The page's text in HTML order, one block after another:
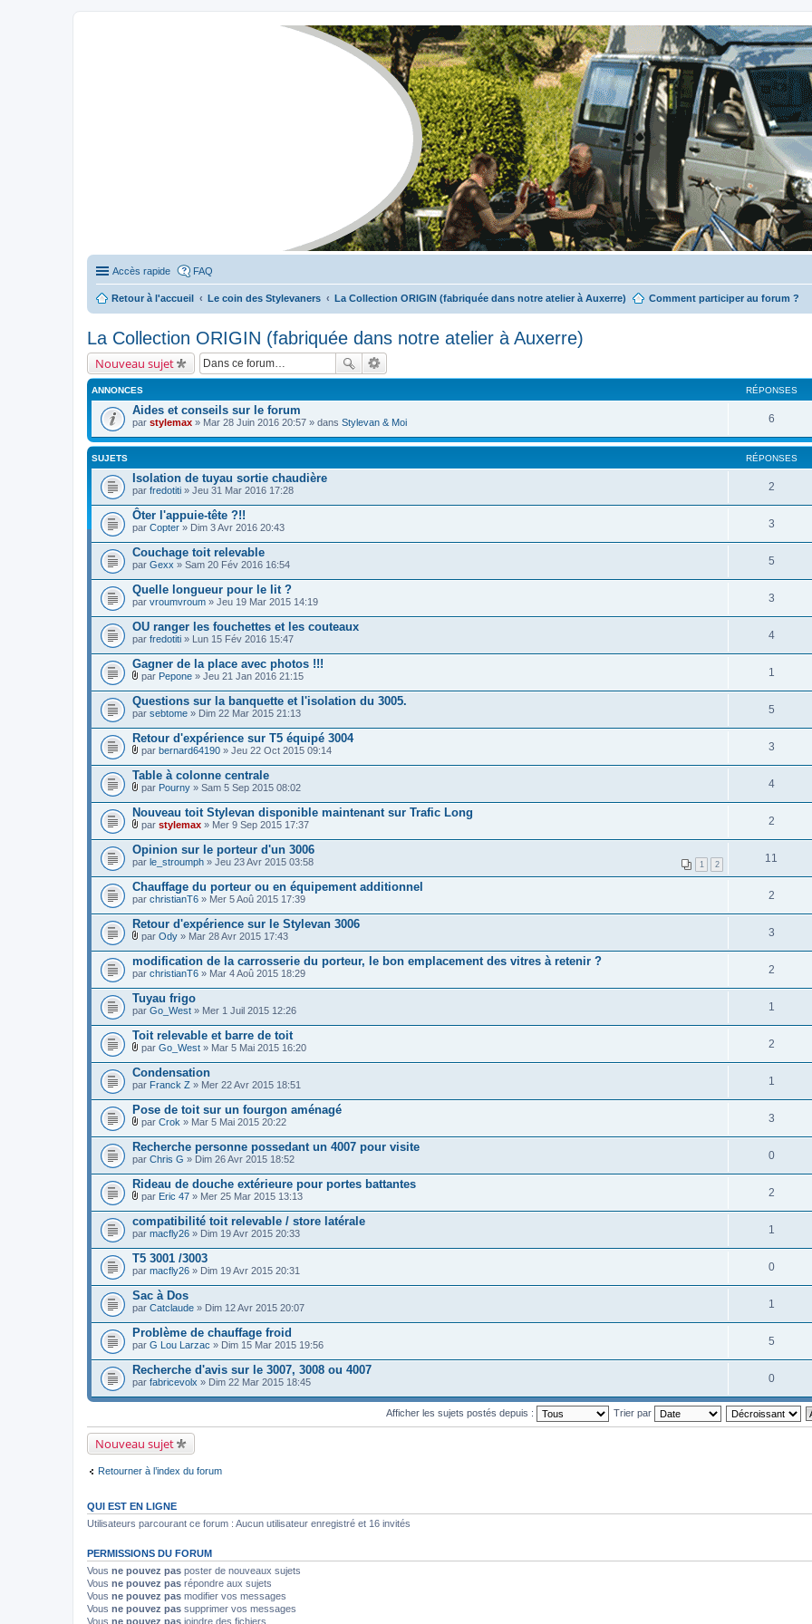
Stylevan - Vans aménagés
Accès rapide FAQ
Retour à l'accueil Le coin des Stylevaners La Collection ORIGIN (fabriquée dans notre atelier à Auxerre) Comment participer au forum ?
La Collection ORIGIN (fabriquée dans notre atelier à Auxerre)
Nouveau sujet
ANNONCES RÉPONSES
Aides et conseils sur le forum
par stylemax » Mar 28 Juin 2016 20:57 » dans Stylevan & Moi 6
SUJETS RÉPONSES
Isolation de tuyau sortie chaudière
par fredotiti » Jeu 31 Mar 2016 17:28 2
Ôter l'appuie-tête ?!!
par Copter » Dim 3 Avr 2016 20:43 3
Couchage toit relevable
par Gexx » Sam 20 Fév 2016 16:54 5
Quelle longueur pour le lit ?
par vroumvroum » Jeu 19 Mar 2015 14:19 3
OU ranger les fouchettes et les couteaux
par fredotiti » Lun 15 Fév 2016 15:47 4
Gagner de la place avec photos !!!
F
i
c
h
i
e
r
s
)
o
i
n
t
(
s
par Pepone » Jeu 21 Jan 2016 21:15 1
Questions sur la banquette et l'isolation du 3005.
par sebtome » Dim 22 Mar 2015 21:13 5
Retour d'expérience sur T5 équipé 3004
F
i
c
h
i
e
r
s
)
j
o
i
n
t
(
s
)
par bernard64190 » Jeu 22 Oct 2015 09:14 3
Table à colonne centrale
F
i
c
h
i
e
r
s
)
j
o
i
n
t
(
s
par Pourny » Sam 5 Sep 2015 08:02 4
Nouveau toit Stylevan disponible maintenant sur Trafic Long
F
i
c
h
i
e
r
s
)
o
i
n
t
(
s
par stylemax » Mer 9 Sep 2015 17:37 2
Opinion sur le porteur d'un 3006
1 2
par le_stroumph » Jeu 23 Avr 2015 03:58 11
Chauffage du porteur ou en équipement additionnel
par christianT6 » Mer 5 Aoû 2015 17:39 2
Retour d'expérience sur le Stylevan 3006
F
c
h
i
e
r
s
)
o
i
n
t
(
s
)
par Ody » Mar 28 Avr 2015 17:43 3
modification de la carrosserie du porteur, le bon emplacement des vitres à retenir ?
par christianT6 » Mar 4 Aoû 2015 18:29 2
Tuyau frigo
par Go_West » Mer 1 Juil 2015 12:26 1
Toit relevable et barre de toit
F
i
c
h
i
e
r
s
)
j
o
i
n
t
(
s
par Go_West » Mar 5 Mai 2015 16:20 2
Condensation
par Franck Z » Mer 22 Avr 2015 18:51 1
Pose de toit sur un fourgon aménagé
F
i
c
h
i
e
r
s
)
j
o
i
n
t
(
s
par Crok » Mar 5 Mai 2015 20:22 3
Recherche personne possedant un 4007 pour visite
par Chris G » Dim 26 Avr 2015 18:52 0
Rideau de douche extérieure pour portes battantes
F
i
c
h
i
e
r
s
)
j
o
i
n
t
(
s
par Eric 47 » Mer 25 Mar 2015 13:13 2
compatibilité toit relevable / store latérale
par macfly26 » Dim 19 Avr 2015 20:33 1
T5 3001 /3003
par macfly26 » Dim 19 Avr 2015 20:31 0
Sac à Dos
par Catclaude » Dim 12 Avr 2015 20:07 1
Problème de chauffage froid
par G Lou Larzac » Dim 15 Mar 2015 19:56 5
Recherche d'avis sur le 3007, 3008 ou 4007
par fabricevolx » Dim 22 Mar 2015 18:45 0
Afficher les sujets postés depuis : Trier par
Nouveau sujet
Retourner à l’index du forum
QUI EST EN LIGNE
Utilisateurs parcourant ce forum : Aucun utilisateur enregistré et 16 invités
PERMISSIONS DU FORUM
Vous ne pouvez pas poster de nouveaux sujets
Vous ne pouvez pas répondre aux sujets
Vous ne pouvez pas modifier vos messages
Vous ne pouvez pas supprimer vos messages
Vous ne pouvez pas joindre des fichiers